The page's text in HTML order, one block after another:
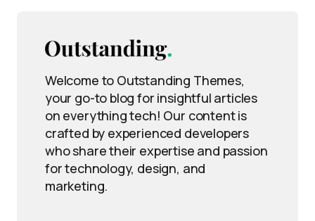
Welcome to Outstanding Themes,
your go-to blog for insightful articles
on everything tech! Our content is
crafted by experienced developers
who share their expertise and passion
for technology, design, and
marketing.